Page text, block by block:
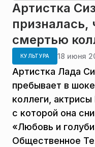
Артистка
призналась,
смертью
КУЛЬТУРА 18 июня
Артистка Лада
пребывает в
коллеги,
с которой она
«Любовь и
Общественное